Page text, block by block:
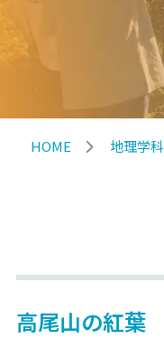
HOME 地理学科
高尾山の紅葉